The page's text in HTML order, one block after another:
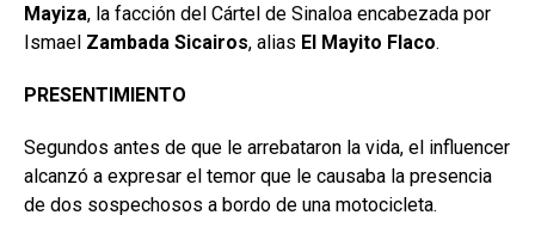
Mayiza, la facción del Cártel de Sinaloa encabezada por
Ismael Zambada Sicairos, alias El Mayito Flaco.
PRESENTIMIENTO
Segundos antes de que le arrebataron la vida, el influencer
alcanzó a expresar el temor que le causaba la presencia
de dos sospechosos a bordo de una motocicleta.